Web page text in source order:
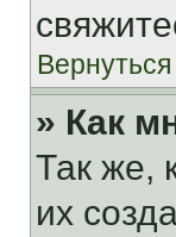
» Как
Так же,
их